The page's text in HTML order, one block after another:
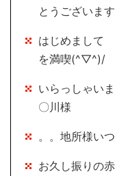
とうございます
はじめまして
を満喫(^▽^)/
いらっしゃい
〇川様
。。地所様い
お久し振りの